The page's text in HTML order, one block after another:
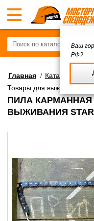
Ваш
РФ?
Главная / Каталог
Товары для выживания
ПИЛА
ВЫЖИВАНИЯ